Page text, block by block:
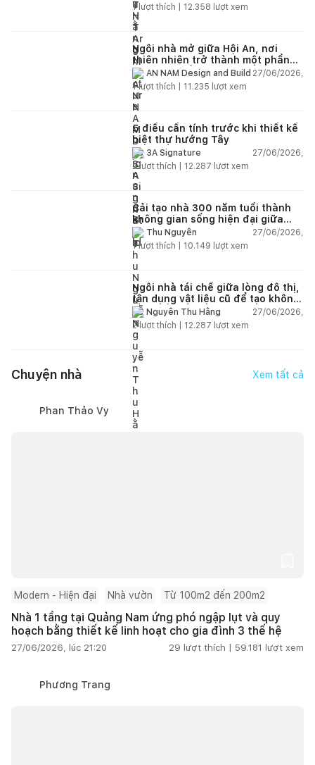
1lượt thích | 12.358 lượt xem
Ngôi nhà mở giữa Hội An, nơi
thiên nhiên trở thành một phần
của cuộc sống
AN NAM Design and Build 27/06/2026,
1lượt thích | 11.235 lượt xem
5 điều cần tính trước khi thiết kế
biệt thự hướng Tây
3A Signature
27/06/2026,
2lượt thích | 12.287 lượt xem
Cải tạo nhà 300 năm tuổi thành
không gian sống hiện đại giữa
thiên nhiên
Thu Nguyễn
27/06/2026,
1lượt thích | 10.149 lượt xem
Ngôi nhà tái chế giữa lòng đô thị,
tận dụng vật liệu cũ để tạo không
gian sống linh hoạt
Nguyễn Thu Hằng
27/06/2026,
2lượt thích | 12.287 lượt xem
Chuyện nhà Xem tất cả
Phan Thảo Vy
Modern - Hiện đại Nhà vườn Từ 100m2 đến 200m2
Nhà 1 tầng tại Quảng Nam ứng phó ngập lụt và quy
hoạch bằng thiết kế linh hoạt cho gia đình 3 thế hệ
27/06/2026, lúc 21:20 29 lượt thích | 59.181 lượt xem
Phương Trang